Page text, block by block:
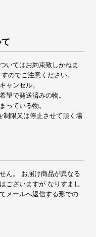
いてはお約束致しかねま
のでご注意ください。
ャンセル。
望で発送済みの物。
っている物。
制限又は停止させて頂く場
ん。 お届け商品が異なる
ございますが なりすまし
メールへ返信する形での